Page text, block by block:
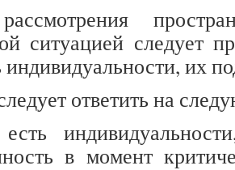
ситуацией следует
индивидуальности, их
ответить на
в момент